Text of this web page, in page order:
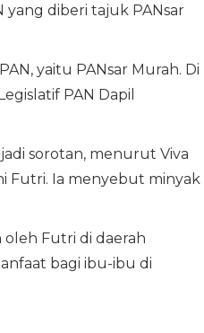
diberi tajuk PANsar
yaitu PANsar Murah. Di
PAN Dapil
sorotan, menurut Viva
Futri. Ia menyebut minyak
oleh Futri di daerah
bagi ibu-ibu di